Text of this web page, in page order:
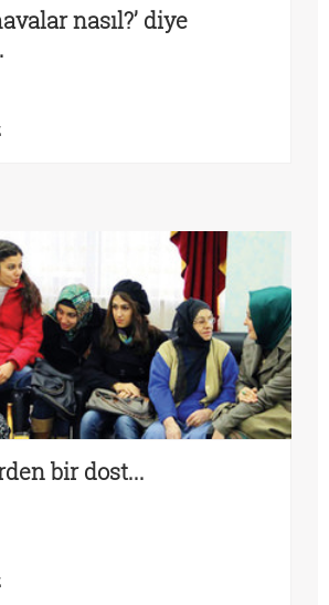
nasıl?’ diye
bir dost...